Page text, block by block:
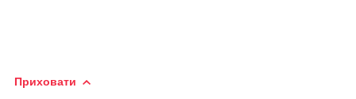
Приховати